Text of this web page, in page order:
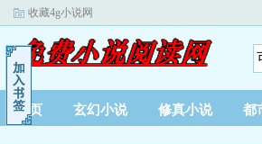
收藏4g小说网
首页 玄幻小说 修真小说 都